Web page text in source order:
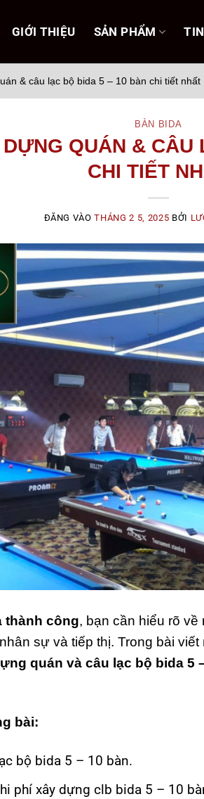
GIỚI THIỆU SẢN PHẨM
& câu lạc bộ bida 5 – 10 bàn chi tiết nhất
BÀN BIDA
QUÁN &
CHI TIẾT
ĐĂNG VÀOTHÁNG 2 5, 2025 BỞI
thành công, bạn cần hiểu rõ
sự và tiếp thị. Trong bài
quán và câu lạc bộ bida 5
bài:
bộ bida 5 – 10 bàn.
phí xây dựng clb bida 5 – 10